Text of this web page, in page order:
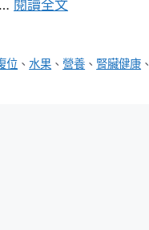
閱讀全文
位 、 水果 、營養 、 腎臟健康 、